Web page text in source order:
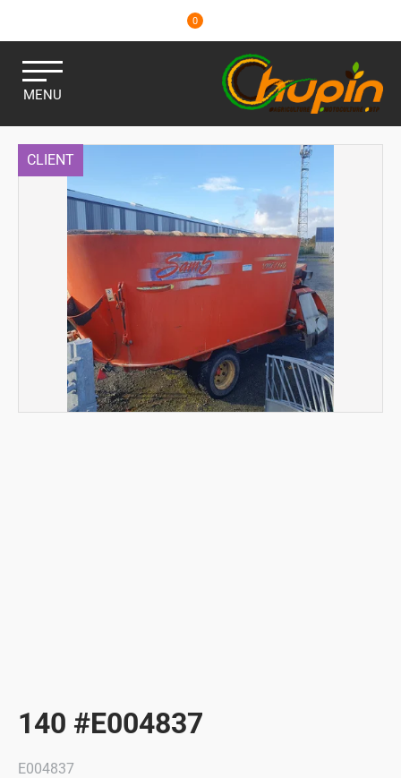
0
MENU
140 #E004837
CLIENT
E004837